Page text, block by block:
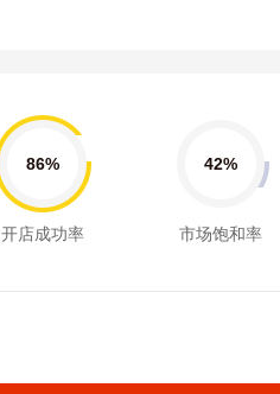
86%
开店成功率
42%
市场饱和率